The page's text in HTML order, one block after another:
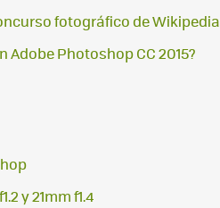
fotográfico de Wikipedia
Adobe Photoshop CC 2015?
y 21mm f1.4